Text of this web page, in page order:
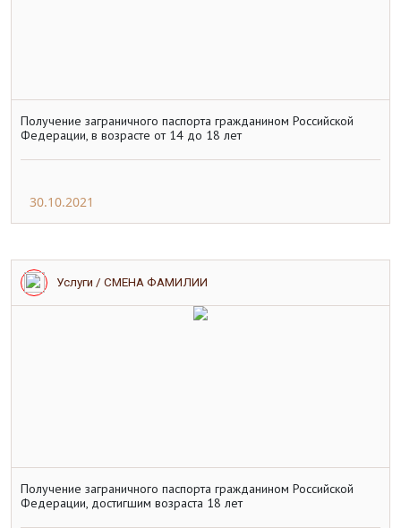
Получение заграничного паспорта гражданином Российской
Федерации, в возрасте от 14 до 18 лет
30.10.2021
Услуги / СМЕНА ФАМИЛИИ
Получение заграничного паспорта гражданином Российской
Федерации, достигшим возраста 18 лет